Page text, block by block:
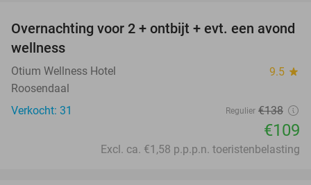
21%
Overnachting voor 2 + ontbijt + evt. een avond
wellness
Otium Wellness Hotel 9.5 star
Roosendaal
Verkocht: 31
Regulier €138
€109
Excl. ca. €1,58 p.p.p.n. toeristenbelasting